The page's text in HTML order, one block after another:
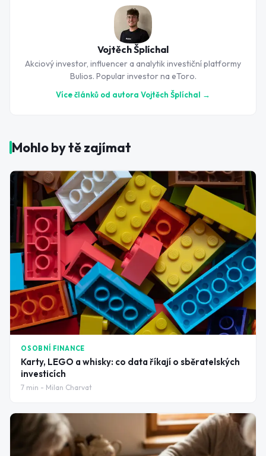
Vojtěch Šplíchal
Akciový investor, influencer a analytik investiční platformy
Bulios. Popular investor na eToro.
Více článků od autora Vojtěch Šplíchal →
Mohlo by tě zajímat
OSOBNÍ FINANCE
Karty, LEGO a whisky: co data říkají o sběratelských
investicích
7 min - Milan Charvat